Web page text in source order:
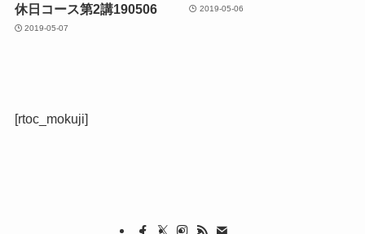
休日コース第2講190506
2019-05-07
2019-05-06
[rtoc_mokuji]